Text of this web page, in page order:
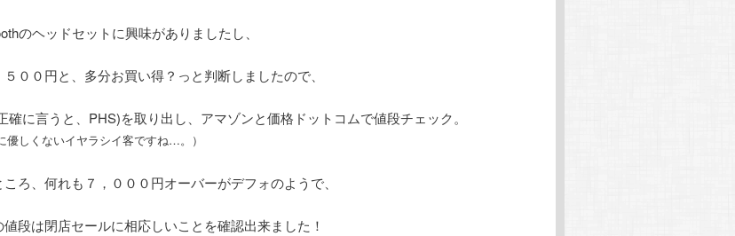
のヘッドセットに興味がありましたし、
００円と、多分お買い得？っと判断しましたので、
確に言うと、PHS)を取り出し、アマゾンと価格ドットコムで値段チェック。
優しくないイヤラシイ客ですね…。）
ろ、何れも７，０００円オーバーがデフォのようで、
段は閉店セールに相応しいことを確認出来ました！